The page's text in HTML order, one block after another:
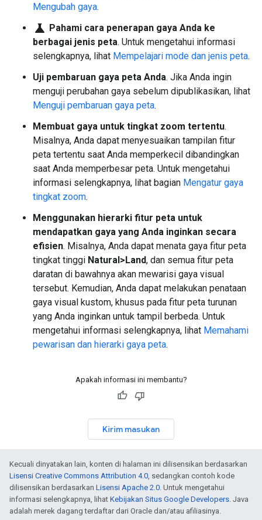
Mengubah gaya.
science Pahami cara penerapan gaya Anda ke
berbagai jenis peta. Untuk mengetahui informasi
selengkapnya, lihat Mempelajari mode dan jenis peta.
Uji pembaruan gaya peta Anda. Jika Anda ingin
menguji perubahan gaya sebelum dipublikasikan, lihat
Menguji pembaruan gaya peta.
Membuat gaya untuk tingkat zoom tertentu.
Misalnya, Anda dapat menyesuaikan tampilan fitur
peta tertentu saat Anda memperkecil dibandingkan
saat Anda memperbesar peta. Untuk mengetahui
informasi selengkapnya, lihat bagian Mengatur gaya
tingkat zoom.
Menggunakan hierarki fitur peta untuk
mendapatkan gaya yang Anda inginkan secara
efisien. Misalnya, Anda dapat menata gaya fitur peta
tingkat tinggi Natural>Land, dan semua fitur peta
daratan di bawahnya akan mewarisi gaya visual
tersebut. Kemudian, Anda dapat melakukan penataan
gaya visual kustom, khusus pada fitur peta turunan
yang Anda inginkan untuk tampil berbeda. Untuk
mengetahui informasi selengkapnya, lihat Memahami
pewarisan dan hierarki gaya peta.
Apakah informasi ini membantu?
Kirim masukan
Kecuali dinyatakan lain, konten di halaman ini dilisensikan berdasarkan
Lisensi Creative Commons Attribution 4.0 , sedangkan contoh kode
dilisensikan berdasarkan Lisensi Apache 2.0 . Untuk mengetahui
informasi selengkapnya, lihat Kebijakan Situs Google Developers . Java
adalah merek dagang terdaftar dari Oracle dan/atau afiliasinya.